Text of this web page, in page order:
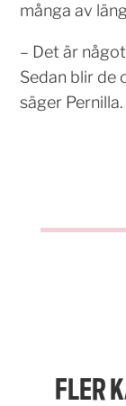
många av
– Det är
Sedan blir de
säger Pernilla.
FLER